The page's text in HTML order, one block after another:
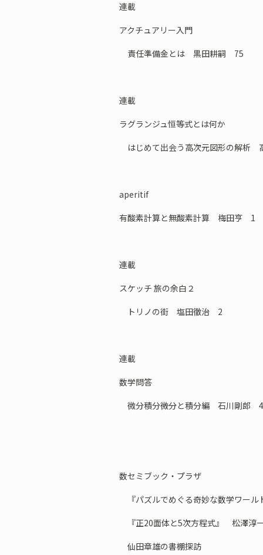
連載
アクチュアリー入門
責任準備金とは 黒田耕嗣 75
連載
ラグランジュ恒等式とは何か
はじめて出会う高次元図形の解
aperitif
有酸素計算と無酸素計算 梅田亨 1
連載
スケッチ 旅の余白２
トリノの街 塩田徹治 2
連載
数学問答
微分積分――微分と積分編 石川剛郎 4
数セミブック・プラザ
『パズルでめぐる奇妙な数学ワー
『正20面体と5次方程式』 松澤淳
仙田章雄の書棚探訪